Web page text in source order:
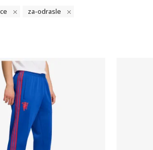
za-odrasle
Uporedi